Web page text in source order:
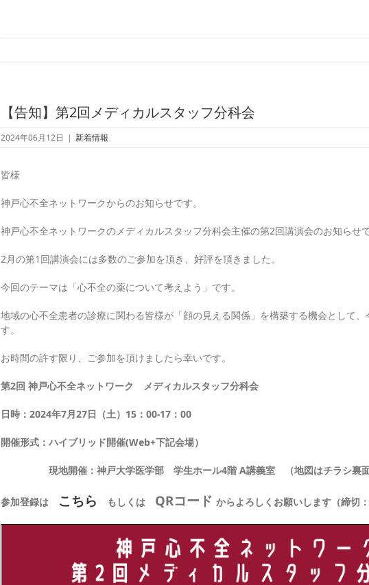
【告知】第2回メディカルスタッフ分科会
2024年06月12日 | 新着情報
皆様
神戸心不全ネットワークからのお知らせです。
神戸心不全ネットワークのメディカルスタッフ分科会主催の第2回講演会のお知らせで
2月の第1回講演会には多数のご参加を頂き、好評を頂きました。
今回のテーマは「心不全の薬について考えよう」です。
地域の心不全患者の診療に関わる皆様が「顔の見える関係」を構築する機会として
す。
お時間の許す限り、ご参加を頂けましたら幸いです。
第2回 神戸心不全ネットワーク メディカルスタッフ分科会
日時：2024年7月27日（土）15：00-17：00
開催形式：ハイブリッド開催(Web+下記会場）
現地開催：神戸大学医学部 学生ホール4階 A講義室 （地図はチラシ裏面
参加登録は こちら もしくは QRコード からよろしくお願いします（締切